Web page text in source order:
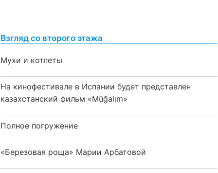
Взгляд со второго этажа
Мухи и котлеты
На кинофестивале в Испании будет представлен
казахстанский фильм «Mūğalım»
Полное погружение
«Березовая роща» Марии Арбатовой